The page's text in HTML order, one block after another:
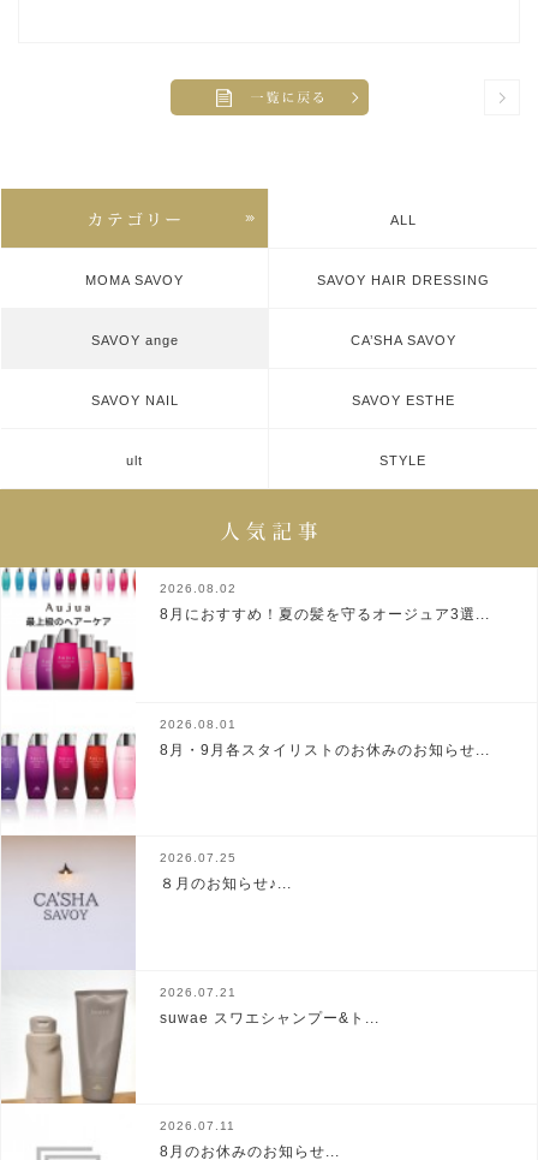
ALL
MOMA SAVOY SAVOY HAIR DRESSING
SAVOY ange CA’SHA SAVOY
SAVOY NAIL SAVOY ESTHE
ult STYLE
2026.08.02
8月におすすめ！夏の髪を守るオージュア3選...
2026.08.01
8月・9月各スタイリストのお休みのお知らせ...
2026.07.25
８月のお知らせ♪...
2026.07.21
suwae スワエシャンプー&ト...
2026.07.11
8月のお休みのお知らせ...